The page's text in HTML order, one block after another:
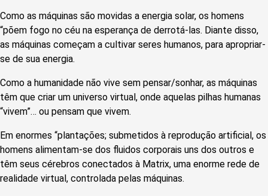
Como as máquinas são movidas a energia solar, os homens
“põem fogo no céu na esperança de derrotá-las. Diante disso,
as máquinas começam a cultivar seres humanos, para apropriar-
se de sua energia.
Como a humanidade não vive sem pensar/sonhar, as máquinas
têm que criar um universo virtual, onde aquelas pilhas humanas
“vivem”… ou pensam que vivem.
Em enormes “plantações; submetidos à reprodução artificial, os
homens alimentam-se dos fluidos corporais uns dos outros e
têm seus cérebros conectados à Matrix, uma enorme rede de
realidade virtual, controlada pelas máquinas.